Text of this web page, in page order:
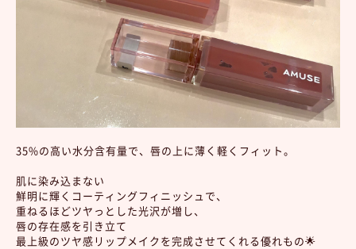
35%の高い水分含有量で、唇の上に薄く軽くフィット。
肌に染み込まない
鮮明に輝くコーティングフィニッシュで、
重ねるほどツヤっとした光沢が増し、
唇の存在感を引き立て
最上級のツヤ感リップメイクを完成させてくれる優れもの🌟